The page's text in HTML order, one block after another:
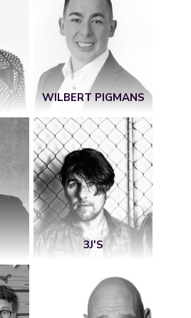
WILBERT PIGMANS
3J'S